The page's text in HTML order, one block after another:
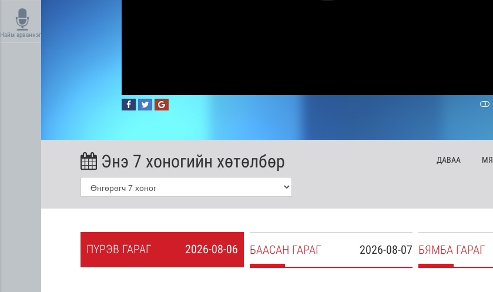
Найм арваннэг
Энэ 7 хоногийн хөтөлбөр ДАВАА МЯ
2026-08-06
ПҮРЭВ ГАРАГ 2026-08-07
БААСАН ГАРАГ БЯМБА ГАРАГ